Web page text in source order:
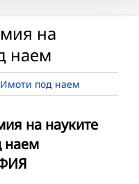
на
наем
Имоти под наем
на науките
наем